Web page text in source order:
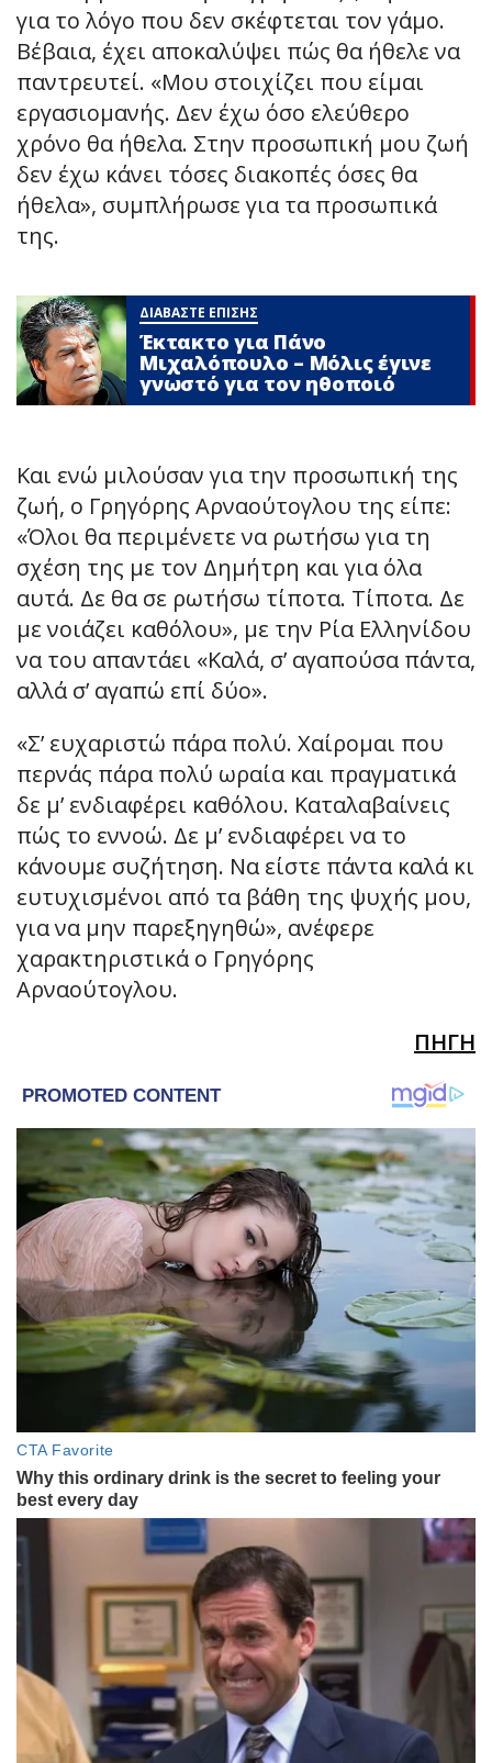
για το λόγο που δεν σκέφτεται τον γάμο.
Βέβαια, έχει αποκαλύψει πώς θα ήθελε να
παντρευτεί. «Μου στοιχίζει που είμαι
εργασιομανής. Δεν έχω όσο ελεύθερο
χρόνο θα ήθελα. Στην προσωπική μου ζωή
δεν έχω κάνει τόσες διακοπές όσες θα
ήθελα», συμπλήρωσε για τα προσωπικά
της.
ΔΙΑΒΑΣΤΕ ΕΠΙΣΗΣ
Έκτακτο για Πάνο
Μιχαλόπουλο – Μόλις έγινε
γνωστό για τον ηθοποιό
Και ενώ μιλούσαν για την προσωπική της
ζωή, ο Γρηγόρης Αρναούτογλου της είπε:
«Όλοι θα περιμένετε να ρωτήσω για τη
σχέση της με τον Δημήτρη και για όλα
αυτά. Δε θα σε ρωτήσω τίποτα. Τίποτα. Δε
με νοιάζει καθόλου», με την Ρία Ελληνίδου
να του απαντάει «Καλά, σ’ αγαπούσα πάντα,
αλλά σ’ αγαπώ επί δύο».
«Σ’ ευχαριστώ πάρα πολύ. Χαίρομαι που
περνάς πάρα πολύ ωραία και πραγματικά
δε μ’ ενδιαφέρει καθόλου. Καταλαβαίνεις
πώς το εννοώ. Δε μ’ ενδιαφέρει να το
κάνουμε συζήτηση. Να είστε πάντα καλά κι
ευτυχισμένοι από τα βάθη της ψυχής μου,
για να μην παρεξηγηθώ», ανέφερε
χαρακτηριστικά ο Γρηγόρης
Αρναούτογλου.
ΠΗΓΗ